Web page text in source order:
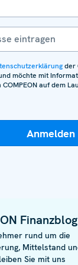
der
möchte mit
COMPEON auf dem
Finanzblog
rund um die
Mittelstand
Sie mit uns